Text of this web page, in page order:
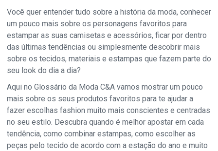
Você quer entender tudo sobre a história da moda, conhecer
um pouco mais sobre os personagens favoritos para
estampar as suas camisetas e acessórios, ficar por dentro
das últimas tendências ou simplesmente descobrir mais
sobre os tecidos, materiais e estampas que fazem parte do
seu look do dia a dia?
Aqui no Glossário da Moda C&A vamos mostrar um pouco
mais sobre os seus produtos favoritos para te ajudar a
fazer escolhas fashion muito mais conscientes e centradas
no seu estilo. Descubra quando é melhor apostar em cada
tendência, como combinar estampas, como escolher as
peças pelo tecido de acordo com a estação do ano e muito